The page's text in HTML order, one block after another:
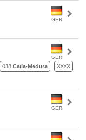
GER
GER
038 Carla-Medusa XXXX
GER